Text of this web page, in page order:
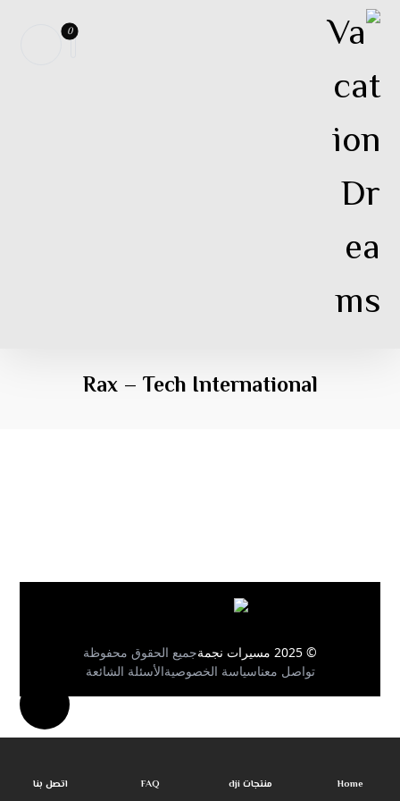
Rax – Tech International
تواصل معناسياسة الخصوصيةالأسئلة الشائعة
© 2025 مسيرات نجمة جميع الحقوق محفوظة
Home منتجات dji FAQ اتصل بنا